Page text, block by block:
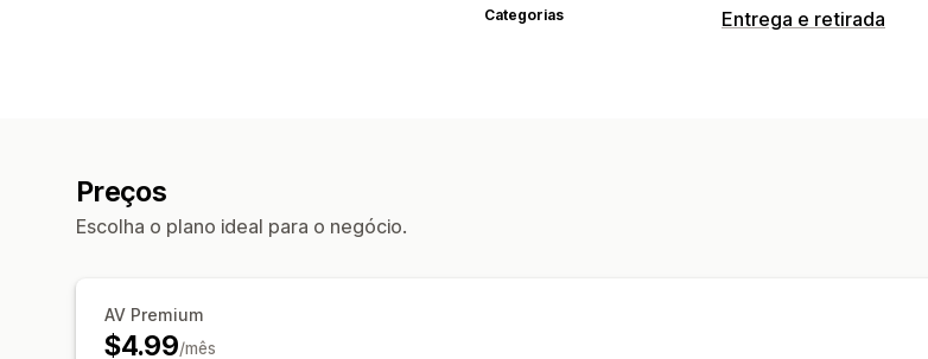
Categorias Entrega e retirada
Preços
Escolha o plano ideal para o negócio.
AV Premium
$4.99/mês